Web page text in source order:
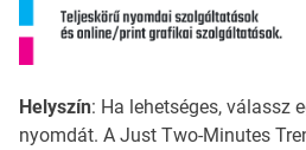
Helyszín: Ha lehetséges, válassz
nyomdát. A Just Two-Minutes